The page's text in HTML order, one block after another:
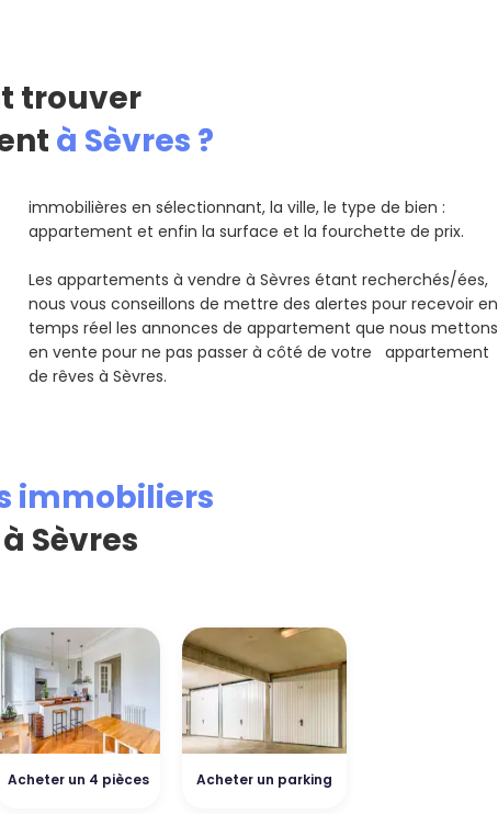
trouver
à Sèvres ?
immobilières en sélectionnant, la ville, le type de bien :
appartement et enfin la surface et la fourchette de prix.
Les appartements à vendre à Sèvres étant recherchés/ées,
nous vous conseillons de mettre des alertes pour recevoir en
temps réel les annonces de appartement que nous mettons
en vente pour ne pas passer à côté de votre appartement
de rêves à Sèvres.
immobiliers
Sèvres
Acheter un 4 pièces Acheter un parking